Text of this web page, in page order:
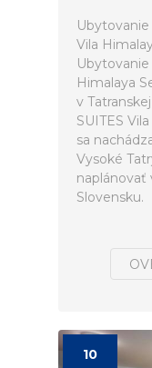
Ubytovanie
Vila
Ubytovanie
Himalaya
v
SUITES
sa
Vysoké
naplánovať
Slovensku.
10